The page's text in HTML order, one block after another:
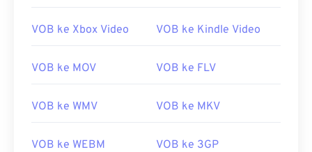
VOB ke Xbox Video VOB ke Kindle Video
VOB ke MOV VOB ke FLV
VOB ke WMV VOB ke MKV
VOB ke WEBM VOB ke 3GP